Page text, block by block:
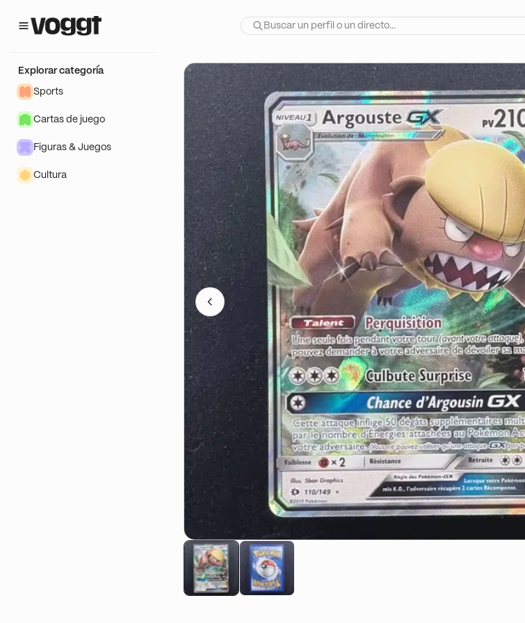
Explorar categoría
Sports
Cartas de juego
Figuras & Juegos
Cultura
show: